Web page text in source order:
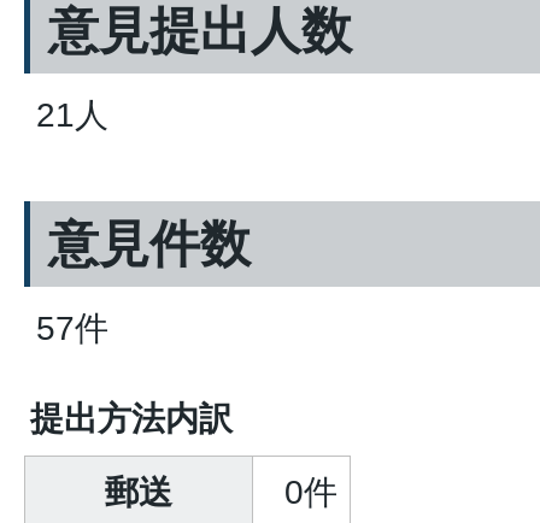
意見提出人数
21人
意見件数
57件
提出方法内訳
郵送
0件